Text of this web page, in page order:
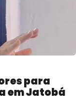
para
em Jatobá